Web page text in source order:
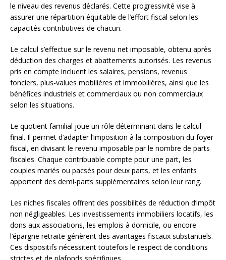
le niveau des revenus déclarés. Cette progressivité vise à
assurer une répartition équitable de l’effort fiscal selon les
capacités contributives de chacun.
Le calcul s’effectue sur le revenu net imposable, obtenu après
déduction des charges et abattements autorisés. Les revenus
pris en compte incluent les salaires, pensions, revenus
fonciers, plus-values mobilières et immobilières, ainsi que les
bénéfices industriels et commerciaux ou non commerciaux
selon les situations.
Le quotient familial joue un rôle déterminant dans le calcul
final. Il permet d’adapter l’imposition à la composition du foyer
fiscal, en divisant le revenu imposable par le nombre de parts
fiscales. Chaque contribuable compte pour une part, les
couples mariés ou pacsés pour deux parts, et les enfants
apportent des demi-parts supplémentaires selon leur rang.
Les niches fiscales offrent des possibilités de réduction d’impôt
non négligeables. Les investissements immobiliers locatifs, les
dons aux associations, les emplois à domicile, ou encore
l’épargne retraite génèrent des avantages fiscaux substantiels.
Ces dispositifs nécessitent toutefois le respect de conditions
strictes et de plafonds spécifiques.